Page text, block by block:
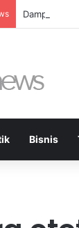
Dampak
Bisnis